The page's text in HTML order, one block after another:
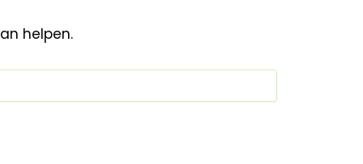
helpen.